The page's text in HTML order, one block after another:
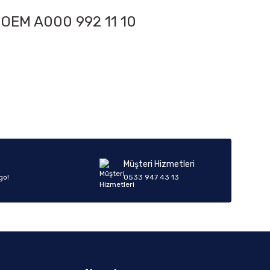
A000 992 11 10
Müşteri Hizmetleri
0533 947 43 13